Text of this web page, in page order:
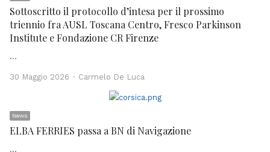
Sottoscritto il protocollo d’intesa per il prossimo
triennio fra AUSL Toscana Centro, Fresco Parkinson
Institute e Fondazione CR Firenze
…
30 Maggio 2026 Author
Carmelo De Luca
News
ELBA FERRIES passa a BN di Navigazione
…